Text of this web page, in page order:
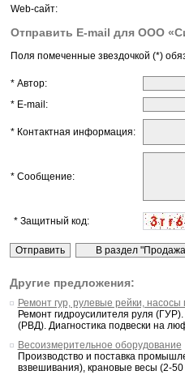
Web-сайт:
Отправить E-mail для ООО
Поля помеченные звездочкой (*)
* Автор:
* E-mail:
* Контактная информация:
* Сообщение:
* Защитный код:
Другие предложения:
Ремонт гур, рулевые рейки, насосы
Ремонт гидроусилителя руля
(РВД). Диагностика подвески на
Весоизмерительное оборудование
Производство и поставка
взвешивания), крановые весы (2-